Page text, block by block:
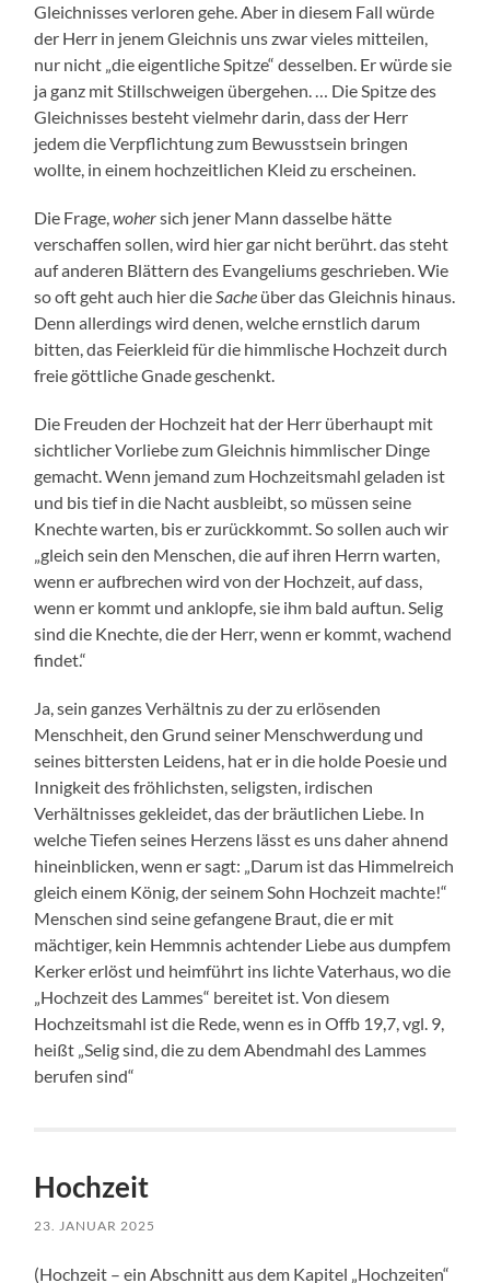
Gleichnisses verloren gehe. Aber in diesem Fall würde
der Herr in jenem Gleichnis uns zwar vieles mitteilen,
nur nicht „die eigentliche Spitze“ desselben. Er würde sie
ja ganz mit Stillschweigen übergehen. … Die Spitze des
Gleichnisses besteht vielmehr darin, dass der Herr
jedem die Verpflichtung zum Bewusstsein bringen
wollte, in einem hochzeitlichen Kleid zu erscheinen.
Die Frage,wohersich jener Mann dasselbe hätte
verschaffen sollen, wird hier gar nicht berührt. das steht
auf anderen Blättern des Evangeliums geschrieben. Wie
so oft geht auch hier dieSache über das Gleichnis hinaus.
Denn allerdings wird denen, welche ernstlich darum
bitten, das Feierkleid für die himmlische Hochzeit durch
freie göttliche Gnade geschenkt.
Die Freuden der Hochzeit hat der Herr überhaupt mit
sichtlicher Vorliebe zum Gleichnis himmlischer Dinge
gemacht. Wenn jemand zum Hochzeitsmahl geladen ist
und bis tief in die Nacht ausbleibt, so müssen seine
Knechte warten, bis er zurückkommt. So sollen auch wir
„gleich sein den Menschen, die auf ihren Herrn warten,
wenn er aufbrechen wird von der Hochzeit, auf dass,
wenn er kommt und anklopfe, sie ihm bald auftun. Selig
sind die Knechte, die der Herr, wenn er kommt, wachend
findet.“
Ja, sein ganzes Verhältnis zu der zu erlösenden
Menschheit, den Grund seiner Menschwerdung und
seines bittersten Leidens, hat er in die holde Poesie und
Innigkeit des fröhlichsten, seligsten, irdischen
Verhältnisses gekleidet, das der bräutlichen Liebe. In
welche Tiefen seines Herzens lässt es uns daher ahnend
hineinblicken, wenn er sagt: „Darum ist das Himmelreich
gleich einem König, der seinem Sohn Hochzeit machte!“
Menschen sind seine gefangene Braut, die er mit
mächtiger, kein Hemmnis achtender Liebe aus dumpfem
Kerker erlöst und heimführt ins lichte Vaterhaus, wo die
„Hochzeit des Lammes“ bereitet ist. Von diesem
Hochzeitsmahl ist die Rede, wenn es in Offb 19,7, vgl. 9,
heißt „Selig sind, die zu dem Abendmahl des Lammes
berufen sind“
Hochzeit
23. JANUAR 2025
(Hochzeit – ein Abschnitt aus dem Kapitel „Hochzeiten“